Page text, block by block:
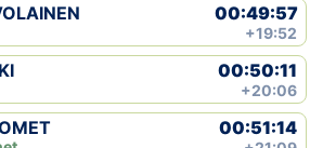
00:49:57
+19:52
00:50:11
+20:06
00:51:14